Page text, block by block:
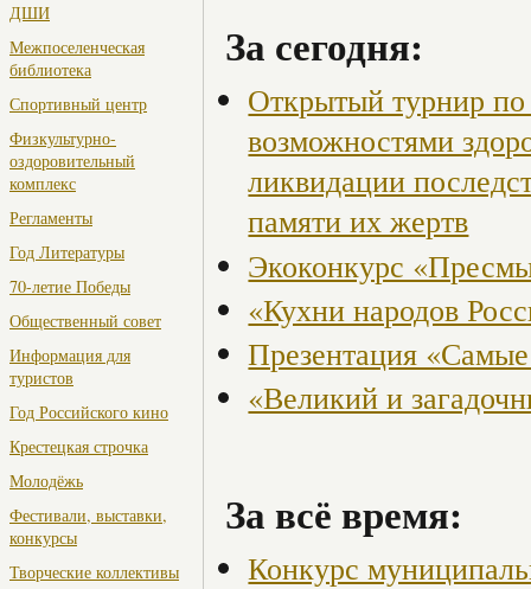
ДШИ
Межпоселенческая
библиотека
Спортивный центр
Физкультурно-
оздоровительный
комплекс
Регламенты
Год Литературы
70-летие Победы
Общественный совет
Информация для
туристов
Год Российского кино
Крестецкая строчка
Молодёжь
Фестивали, выставки,
конкурсы
Творческие коллективы
За сегодня:
Открытый турнир
возможностями
ликвидации
памяти их жертв
Экоконкурс
«Кухни народов
Презентация
«Великий и
За всё время:
Конкурс